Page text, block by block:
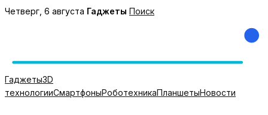
Перейти
Четверг, 6 августа Гаджеты Поиск
Гаджеты3D
технологииСмартфоныРоботехникаПланшетыНовости